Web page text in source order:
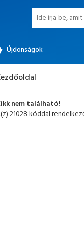
Újdonságok
nem található!
21028 kóddal